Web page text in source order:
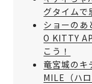
グタイムで
ショーのあ
O KITTY
こう！
竜宮城のキ
MILE（ハ